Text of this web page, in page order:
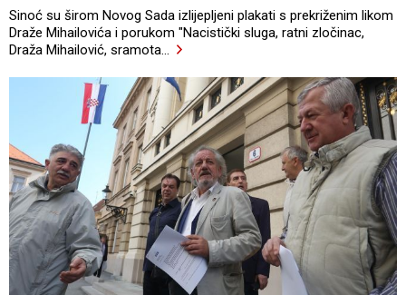
Sinoć su širom Novog Sada izlijepljeni plakati s prekriženim likom
Draže Mihailovića i porukom "Nacistički sluga, ratni zločinac,
Draža Mihailović, sramota…